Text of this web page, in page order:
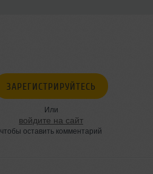
ЗАРЕГИСТРИРУЙТЕСЬ
Или
войдите на сайт
чтобы оставить комментарий